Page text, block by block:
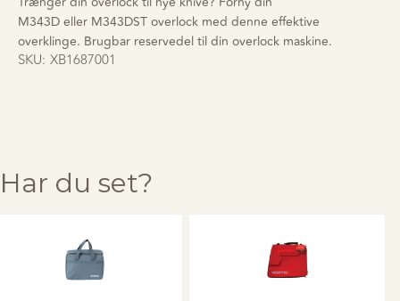
M343D eller M343DST overlock med denne effektive
overklinge. Brugbar reservedel til din overlock maskine.
SKU: XB1687001
Har du set?